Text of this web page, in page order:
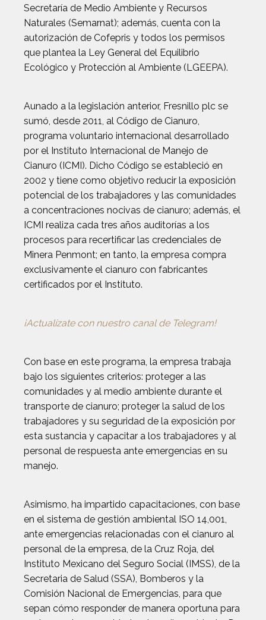
Secretaría de Medio Ambiente y Recursos
Naturales (Semarnat); además, cuenta con la
autorización de Cofepris y todos los permisos
que plantea la Ley General del Equilibrio
Ecológico y Protección al Ambiente (LGEEPA).
Aunado a la legislación anterior, Fresnillo plc se
sumó, desde 2011, al Código de Cianuro,
programa voluntario internacional desarrollado
por el Instituto Internacional de Manejo de
Cianuro (ICMI). Dicho Código se estableció en
2002 y tiene como objetivo reducir la exposición
potencial de los trabajadores y las comunidades
a concentraciones nocivas de cianuro; además, el
ICMI realiza cada tres años auditorías a los
procesos para recertificar las credenciales de
Minera Penmont; en tanto, la empresa compra
exclusivamente el cianuro con fabricantes
certificados por el Instituto.
¡Actualízate con nuestro canal de Telegram!
Con base en este programa, la empresa trabaja
bajo los siguientes criterios: proteger a las
comunidades y al medio ambiente durante el
transporte de cianuro; proteger la salud de los
trabajadores y su seguridad de la exposición por
esta sustancia y capacitar a los trabajadores y al
personal de respuesta ante emergencias en su
manejo.
Asimismo, ha impartido capacitaciones, con base
en el sistema de gestión ambiental ISO 14,001,
ante emergencias relacionadas con el cianuro al
personal de la empresa, de la Cruz Roja, del
Instituto Mexicano del Seguro Social (IMSS), de la
Secretaria de Salud (SSA), Bomberos y la
Comisión Nacional de Emergencias, para que
sepan cómo responder de manera oportuna para